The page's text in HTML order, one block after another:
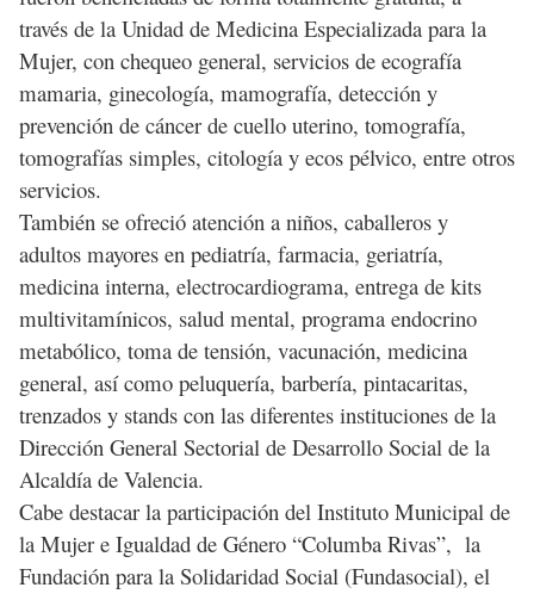
través de la Unidad de Medicina Especializada para la
Mujer, con chequeo general, servicios de ecografía
mamaria, ginecología, mamografía, detección y
prevención de cáncer de cuello uterino, tomografía,
tomografías simples, citología y ecos pélvico, entre otros
servicios.
También se ofreció atención a niños, caballeros y
adultos mayores en pediatría, farmacia, geriatría,
medicina interna, electrocardiograma, entrega de kits
multivitamínicos, salud mental, programa endocrino
metabólico, toma de tensión, vacunación, medicina
general, así como peluquería, barbería, pintacaritas,
trenzados y stands con las diferentes instituciones de la
Dirección General Sectorial de Desarrollo Social de la
Alcaldía de Valencia.
Cabe destacar la participación del Instituto Municipal de
la Mujer e Igualdad de Género “Columba Rivas”, la
Fundación para la Solidaridad Social (Fundasocial), el